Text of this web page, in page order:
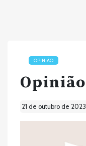
OPINIÃO
Opinião
21 de outubro de 2023